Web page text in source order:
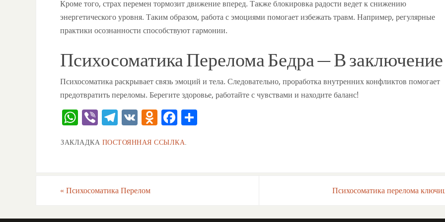
Кроме того, страх перемен тормозит движение вперед. Также блокировка радости ведет к снижению
энергетического уровня. Таким образом, работа с эмоциями помогает избежать травм. Например, регулярные
практики осознанности способствуют гармонии.
Психосоматика Перелома Бедра — В заключение
Психосоматика раскрывает связь эмоций и тела. Следовательно, проработка внутренних конфликтов помогает
предотвратить переломы. Берегите здоровье, работайте с чувствами и находите баланс!
W
at
p
Vi
er
T
e
m
V O
n
F
c
ЗАКЛАДКА ПОСТОЯННАЯ ССЫЛКА
« Психосоматика Перелом Психосоматика перелома